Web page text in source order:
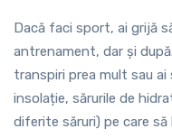
Dacă faci sport, ai grijă
antrenament, dar și
transpiri prea mult sau
insolație, sărurile de
diferite săruri) pe care